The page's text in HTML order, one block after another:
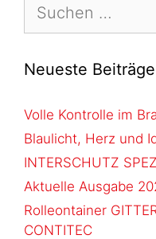
Neueste Beiträge
Volle Kontrolle im
Blaulicht, Herz und
INTERSCHUTZ
Aktuelle Ausgabe
Rolleontainer
CONTITEC